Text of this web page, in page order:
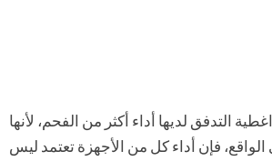
رقم 1: اغطية التدفق لديها أداء أكثر من الفحم، لأنها
الواقع، فإن أداء كل من الأجهزة تعتمد ليس